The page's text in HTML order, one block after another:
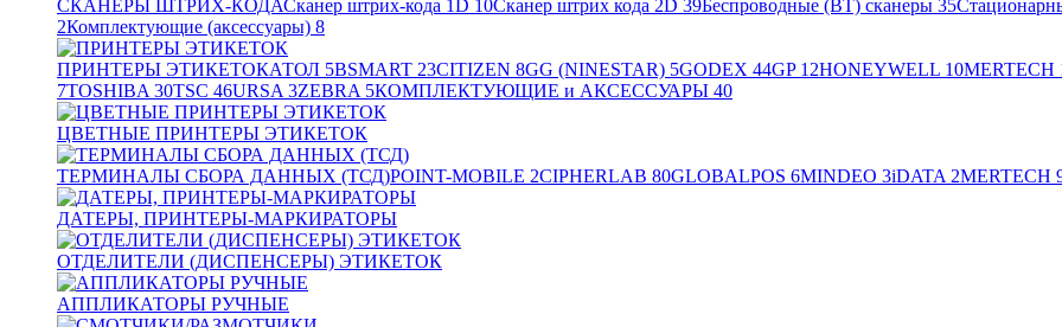
СКАНЕРЫ ШТРИХ-КОДАСканер штрих-кода 1D 10Сканер штрих кода 2D 39Беспроводные (BT) сканеры 35
2Комплектующие (аксессуары) 8
ПРИНТЕРЫ ЭТИКЕТОКАТОЛ 5BSMART 23CITIZEN 8GG (NINESTAR) 5GODEX 44GP12HONEYWELL 10MERTECH
7TOSHIBA 30TSC 46URSA 3ZEBRA 5КОМПЛЕКТУЮЩИЕ и АКСЕССУАРЫ 40
ЦВЕТНЫЕ ПРИНТЕРЫ ЭТИКЕТОК
ТЕРМИНАЛЫ СБОРА ДАННЫХ (ТСД)POINT-MOBILE 2CIPHERLAB 80GLOBALPOS 6MINDEO 3iDATA 2MERTECH
ДАТЕРЫ, ПРИНТЕРЫ-МАРКИРАТОРЫ
ОТДЕЛИТЕЛИ (ДИСПЕНСЕРЫ) ЭТИКЕТОК
АППЛИКАТОРЫ РУЧНЫЕ